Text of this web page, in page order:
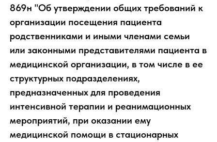
869н "Об утверждении общих требований к
организации посещения пациента
родственниками и иными членами семьи
или законными представителями пациента в
медицинской организации, в том числе в ее
структурных подразделениях,
предназначенных для проведения
интенсивной терапии и реанимационных
мероприятий, при оказании ему
медицинской помощи в стационарных